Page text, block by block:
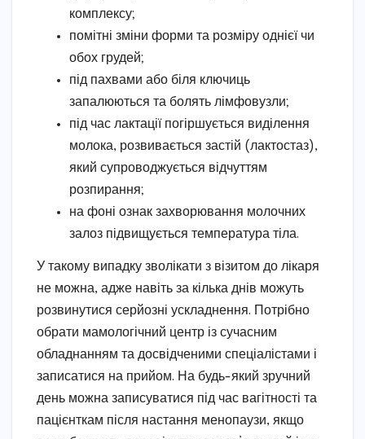
комплексу;
помітні зміни форми та розміру однієї чи
обох грудей;
під пахвами або біля ключиць
запалюються та болять лімфовузли;
під час лактації погіршується виділення
молока, розвивається застій (лактостаз),
який супроводжується відчуттям
розпирання;
на фоні ознак захворювання молочних
залоз підвищується температура тіла.
У такому випадку зволікати з візитом до лікаря
не можна, адже навіть за кілька днів можуть
розвинутися серйозні ускладнення. Потрібно
обрати мамологічний центр із сучасним
обладнанням та досвідченими спеціалістами і
записатися на прийом. На будь-який зручний
день можна записуватися під час вагітності та
пацієнткам після настання менопаузи, якщо